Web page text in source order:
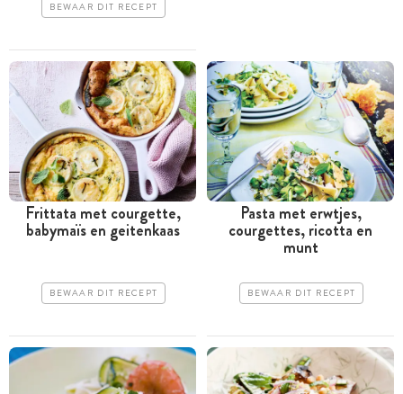
BEWAAR DIT RECEPT
Frittata met courgette,
babymaïs en geitenkaas
BEWAAR DIT RECEPT
Pasta met erwtjes,
courgettes, ricotta en
munt
BEWAAR DIT RECEPT